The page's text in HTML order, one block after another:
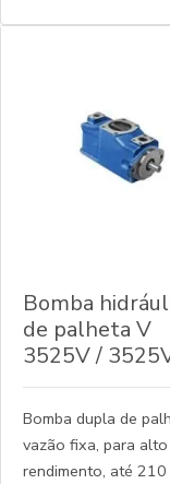
Bomba
de palheta V
3525V /
Bomba dupla de
vazão fixa, para alto
rendimento, até 210